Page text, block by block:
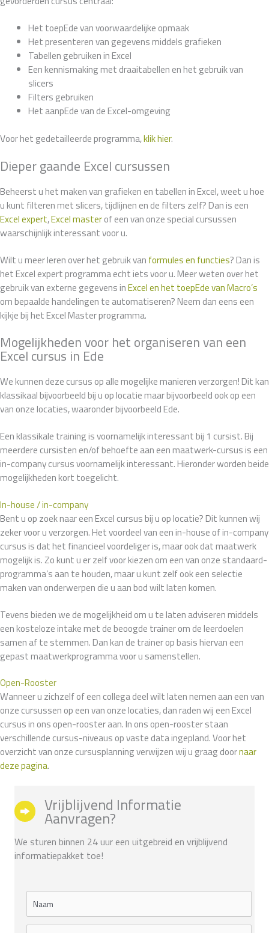
Het toepEde van voorwaardelijke opmaak
Het presenteren van gegevens middels grafieken
Tabellen gebruiken in Excel
Een kennismaking met draaitabellen en het gebruik van
slicers
Filters gebruiken
Het aanpEde van de Excel-omgeving
Voor het gedetailleerde programma,klik hier.
Dieper gaande Excel cursussen
Beheerst u het maken van grafieken en tabellen in Excel, weet u hoe
u kunt filteren met slicers, tijdlijnen en de filters zelf? Dan is een
Excel expert,Excel masterof een van onze special cursussen
waarschijnlijk interessant voor u.
Wilt u meer leren over het gebruik van formules en functies? Dan is
het Excel expert programma echt iets voor u. Meer weten over het
gebruik van externe gegevens inExcel en het toepEde van Macro’s
om bepaalde handelingen te automatiseren? Neem dan eens een
kijkje bij het Excel Master programma.
Mogelijkheden voor het organiseren van een
Excel cursus in Ede
We kunnen deze cursus op alle mogelijke manieren verzorgen! Dit kan
klassikaal bijvoorbeeld bij u op locatie maar bijvoorbeeld ook op een
van onze locaties, waaronder bijvoorbeeld Ede.
Een klassikale training is voornamelijk interessant bij 1 cursist. Bij
meerdere cursisten en/of behoefte aan een maatwerk-cursus is een
in-company cursus voornamelijk interessant. Hieronder worden beide
mogelijkheden kort toegelicht.
In-house / in-company
Bent u op zoek naar een Excel cursus bij u op locatie? Dit kunnen wij
zeker voor u verzorgen. Het voordeel van een in-house of in-company
cursus is dat het financieel voordeliger is, maar ook dat maatwerk
mogelijk is. Zo kunt u er zelf voor kiezen om een van onze standaard-
programma’s aan te houden, maar u kunt zelf ook een selectie
maken van onderwerpen die u aan bod wilt laten komen.
Tevens bieden we de mogelijkheid om u te laten adviseren middels
een kosteloze intake met de beoogde trainer om de leerdoelen
samen af te stemmen. Dan kan de trainer op basis hiervan een
gepast maatwerkprogramma voor u samenstellen.
Open-Rooster
Wanneer u zichzelf of een collega deel wilt laten nemen aan een van
onze cursussen op een van onze locaties, dan raden wij een Excel
cursus in ons open-rooster aan. In ons open-rooster staan
verschillende cursus-niveaus op vaste data ingepland. Voor het
overzicht van onze cursusplanning verwijzen wij u graag doornaar
deze pagina.
Vrijblijvend Informatie
Aanvragen?
We sturen binnen 24 uur een uitgebreid en vrijblijvend
informatiepakket toe!